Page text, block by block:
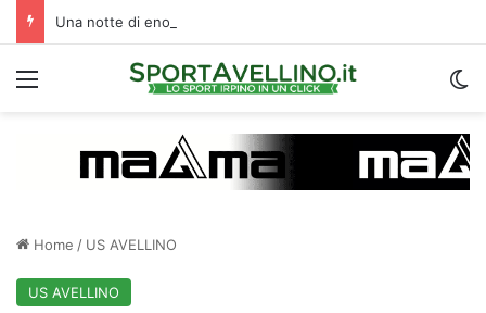
Menu
Home / US AVELLINO
US AVELLINO